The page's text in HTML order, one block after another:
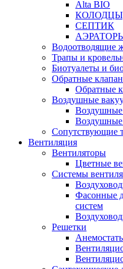
Alta BIO
СЕПТИК
Водоотводящие
Трапы и
Биотуалеты и
Обратные
Обратные
Воздушные
Воздушные
Воздушные
Сопутствующие
Вентиляция
Вентиляторы
Цветные
Системы
Фасонные
систем
Решетки